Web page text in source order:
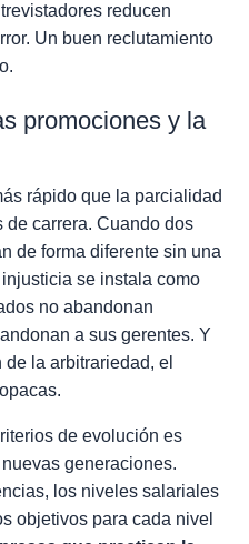
reducen
Un buen reclutamiento
promociones y la
rápido que la parcialidad
carrera. Cuando dos
de forma diferente sin una
se instala como
no abandonan
a sus gerentes. Y
la arbitrariedad, el
de evolución es
generaciones.
los niveles salariales
objetivos para cada nivel